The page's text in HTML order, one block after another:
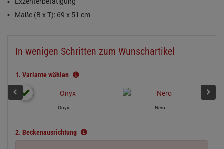
Maße (B x T): 69 x 51 cm
In wenigen Schritten zum Wunschartikel
1. Variante wählen
Onyx Nero
2. Beckenausrichtung